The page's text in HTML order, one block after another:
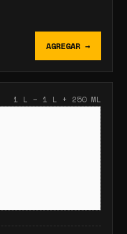
AGREGAR →
1 L – 1 L + 250 ML